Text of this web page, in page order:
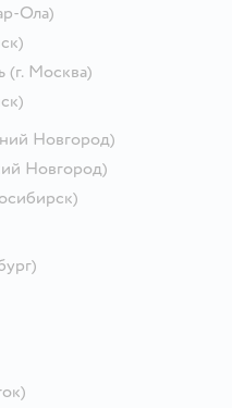
Ола)
(г. Москва)
Новгород)
Новгород)